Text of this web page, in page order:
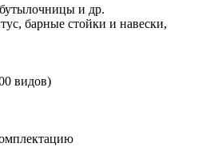
и др.
барные стойки и навески,
видов)